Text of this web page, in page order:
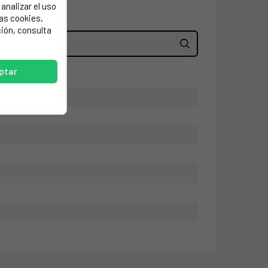
el uso
cookies,
consulta